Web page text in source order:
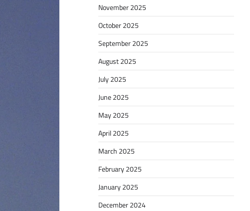
November 2025
October 2025
September 2025
August 2025
July 2025
June 2025
May 2025
April 2025
March 2025
February 2025
January 2025
December 2024